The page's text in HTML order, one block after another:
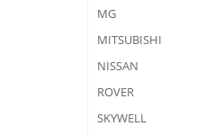
MG
MITSUBISHI
NISSAN
ROVER
SKYWELL